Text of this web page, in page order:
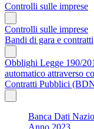
Controlli sulle imprese
Controlli sulle imprese
Bandi di gara e contratti
Obblighi Legge 190/
automatico attraverso
Contratti Pubblici
Banca Dati
Anno 2023